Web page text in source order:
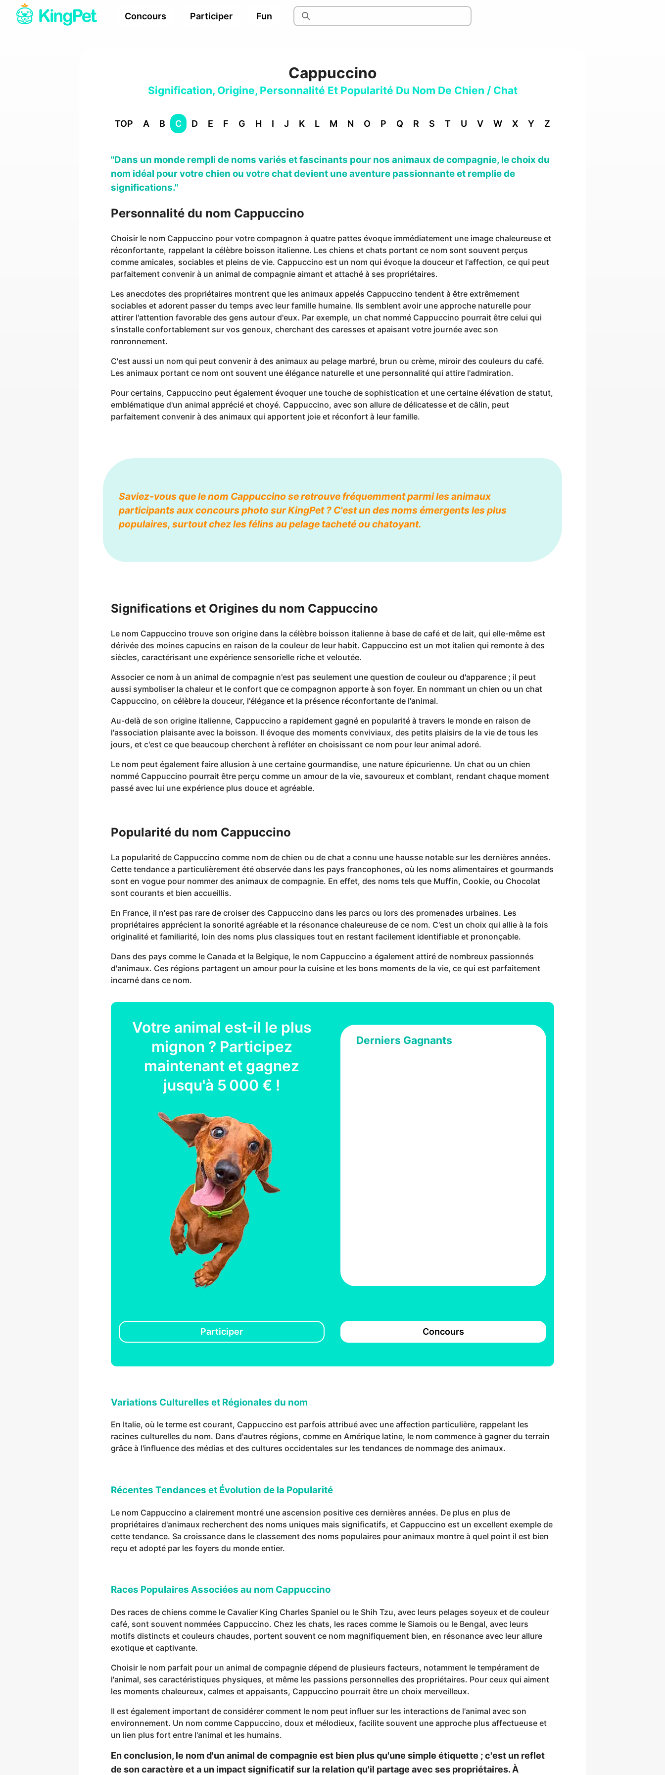
Concours Participer Fun
Cappuccino
Signification, Origine, Personnalité Et Popularité Du Nom De Chien / Chat
TOP A B C D E F G H I J K L M N O P Q R S T U V W X Y Z
"Dans un monde rempli de noms variés et fascinants pour nos animaux de compagnie, le choix du
nom idéal pour votre chien ou votre chat devient une aventure passionnante et remplie de
significations."
Personnalité du nom Cappuccino
Choisir le nom Cappuccino pour votre compagnon à quatre pattes évoque immédiatement une image chaleureuse et
réconfortante, rappelant la célèbre boisson italienne. Les chiens et chats portant ce nom sont souvent perçus
comme amicales, sociables et pleins de vie. Cappuccino est un nom qui évoque la douceur et l'affection, ce qui peut
parfaitement convenir à un animal de compagnie aimant et attaché à ses propriétaires.
Les anecdotes des propriétaires montrent que les animaux appelés Cappuccino tendent à être extrêmement
sociables et adorent passer du temps avec leur famille humaine. Ils semblent avoir une approche naturelle pour
attirer l'attention favorable des gens autour d'eux. Par exemple, un chat nommé Cappuccino pourrait être celui qui
s'installe confortablement sur vos genoux, cherchant des caresses et apaisant votre journée avec son
ronronnement.
C'est aussi un nom qui peut convenir à des animaux au pelage marbré, brun ou crème, miroir des couleurs du café.
Les animaux portant ce nom ont souvent une élégance naturelle et une personnalité qui attire l'admiration.
Pour certains, Cappuccino peut également évoquer une touche de sophistication et une certaine élévation de statut,
emblématique d'un animal apprécié et choyé. Cappuccino, avec son allure de délicatesse et de câlin, peut
parfaitement convenir à des animaux qui apportent joie et réconfort à leur famille.
Saviez-vous que le nom Cappuccino se retrouve fréquemment parmi les animaux
participants aux concours photo sur KingPet ? C'est un des noms émergents les plus
populaires, surtout chez les félins au pelage tacheté ou chatoyant.
Significations et Origines du nom Cappuccino
Le nom Cappuccino trouve son origine dans la célèbre boisson italienne à base de café et de lait, qui elle-même est
dérivée des moines capucins en raison de la couleur de leur habit. Cappuccino est un mot italien qui remonte à des
siècles, caractérisant une expérience sensorielle riche et veloutée.
Associer ce nom à un animal de compagnie n'est pas seulement une question de couleur ou d'apparence ; il peut
aussi symboliser la chaleur et le confort que ce compagnon apporte à son foyer. En nommant un chien ou un chat
Cappuccino, on célèbre la douceur, l'élégance et la présence réconfortante de l'animal.
Au-delà de son origine italienne, Cappuccino a rapidement gagné en popularité à travers le monde en raison de
l'association plaisante avec la boisson. Il évoque des moments conviviaux, des petits plaisirs de la vie de tous les
jours, et c'est ce que beaucoup cherchent à refléter en choisissant ce nom pour leur animal adoré.
Le nom peut également faire allusion à une certaine gourmandise, une nature épicurienne. Un chat ou un chien
nommé Cappuccino pourrait être perçu comme un amour de la vie, savoureux et comblant, rendant chaque moment
passé avec lui une expérience plus douce et agréable.
Popularité du nom Cappuccino
La popularité de Cappuccino comme nom de chien ou de chat a connu une hausse notable sur les dernières années.
Cette tendance a particulièrement été observée dans les pays francophones, où les noms alimentaires et gourmands
sont en vogue pour nommer des animaux de compagnie. En effet, des noms tels que Muffin, Cookie, ou Chocolat
sont courants et bien accueillis.
En France, il n'est pas rare de croiser des Cappuccino dans les parcs ou lors des promenades urbaines. Les
propriétaires apprécient la sonorité agréable et la résonance chaleureuse de ce nom. C'est un choix qui allie à la fois
originalité et familiarité, loin des noms plus classiques tout en restant facilement identifiable et prononçable.
Dans des pays comme le Canada et la Belgique, le nom Cappuccino a également attiré de nombreux passionnés
d'animaux. Ces régions partagent un amour pour la cuisine et les bons moments de la vie, ce qui est parfaitement
incarné dans ce nom.
Votre animal est-il le plus
mignon ? Participez
maintenant et gagnez
jusqu'à 5 000 € !
Derniers Gagnants
Participer Concours
Variations Culturelles et Régionales du nom
En Italie, où le terme est courant, Cappuccino est parfois attribué avec une affection particulière, rappelant les
racines culturelles du nom. Dans d'autres régions, comme en Amérique latine, le nom commence à gagner du terrain
grâce à l'influence des médias et des cultures occidentales sur les tendances de nommage des animaux.
Récentes Tendances et Évolution de la Popularité
Le nom Cappuccino a clairement montré une ascension positive ces dernières années. De plus en plus de
propriétaires d'animaux recherchent des noms uniques mais significatifs, et Cappuccino est un excellent exemple de
cette tendance. Sa croissance dans le classement des noms populaires pour animaux montre à quel point il est bien
reçu et adopté par les foyers du monde entier.
Races Populaires Associées au nom Cappuccino
Des races de chiens comme le Cavalier King Charles Spaniel ou le Shih Tzu, avec leurs pelages soyeux et de couleur
café, sont souvent nommées Cappuccino. Chez les chats, les races comme le Siamois ou le Bengal, avec leurs
motifs distincts et couleurs chaudes, portent souvent ce nom magnifiquement bien, en résonance avec leur allure
exotique et captivante.
Choisir le nom parfait pour un animal de compagnie dépend de plusieurs facteurs, notamment le tempérament de
l'animal, ses caractéristiques physiques, et même les passions personnelles des propriétaires. Pour ceux qui aiment
les moments chaleureux, calmes et appaisants, Cappuccino pourrait être un choix merveilleux.
Il est également important de considérer comment le nom peut influer sur les interactions de l'animal avec son
environnement. Un nom comme Cappuccino, doux et mélodieux, facilite souvent une approche plus affectueuse et
un lien plus fort entre l'animal et les humains.
En conclusion, le nom d'un animal de compagnie est bien plus qu'une simple étiquette ; c'est un reflet
de son caractère et a un impact significatif sur la relation qu'il partage avec ses propriétaires. À